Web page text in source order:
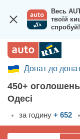
Весь
твоїй
спробуй!
Увійти в кабінет
Збір на авто
Вживані авто
Нові авто
Донат до
450+
Одесі
за годину + 652